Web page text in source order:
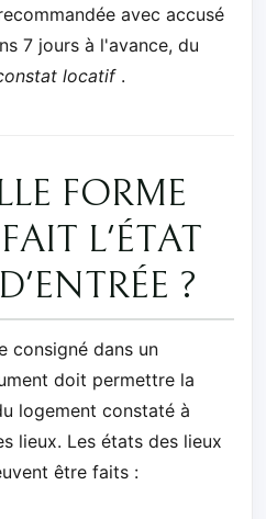
avec accusé
7 jours à l'avance, du
locatif.
FORME
L'ÉTAT
?
consigné dans un
doit permettre la
logement constaté à
lieux. Les états des lieux
être faits :